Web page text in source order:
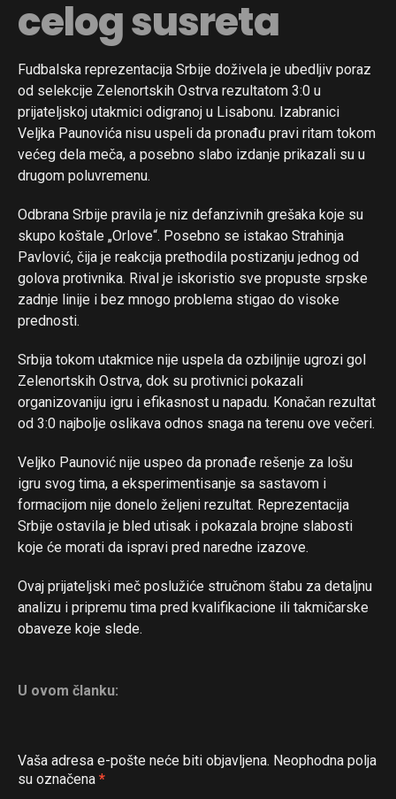
celog susreta
Fudbalska reprezentacija Srbije doživela je ubedljiv poraz
od selekcije Zelenortskih Ostrva rezultatom 3:0 u
prijateljskoj utakmici odigranoj u Lisabonu. Izabranici
Veljka Paunovića nisu uspeli da pronađu pravi ritam tokom
većeg dela meča, a posebno slabo izdanje prikazali su u
drugom poluvremenu.
Odbrana Srbije pravila je niz defanzivnih grešaka koje su
skupo koštale „Orlove“. Posebno se istakao Strahinja
Pavlović, čija je reakcija prethodila postizanju jednog od
golova protivnika. Rival je iskoristio sve propuste srpske
zadnje linije i bez mnogo problema stigao do visoke
prednosti.
Srbija tokom utakmice nije uspela da ozbiljnije ugrozi gol
Zelenortskih Ostrva, dok su protivnici pokazali
organizovaniju igru i efikasnost u napadu. Konačan rezultat
od 3:0 najbolje oslikava odnos snaga na terenu ove večeri.
Veljko Paunović nije uspeo da pronađe rešenje za lošu
igru svog tima, a eksperimentisanje sa sastavom i
formacijom nije donelo željeni rezultat. Reprezentacija
Srbije ostavila je bled utisak i pokazala brojne slabosti
koje će morati da ispravi pred naredne izazove.
Ovaj prijateljski meč poslužiće stručnom štabu za detaljnu
analizu i pripremu tima pred kvalifikacione ili takmičarske
obaveze koje slede.
U ovom članku:
Vaša adresa e-pošte neće biti objavljena. Neophodna polja
su označena *
Flipboard
Pinterest
Whatsapp
Email